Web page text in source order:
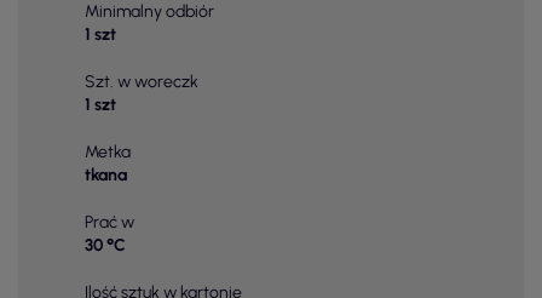
Minimalny odbiór
1 szt
Szt. w woreczk
1 szt
Metka
tkana
Prać w
30 °C
Ilość sztuk w kartonie